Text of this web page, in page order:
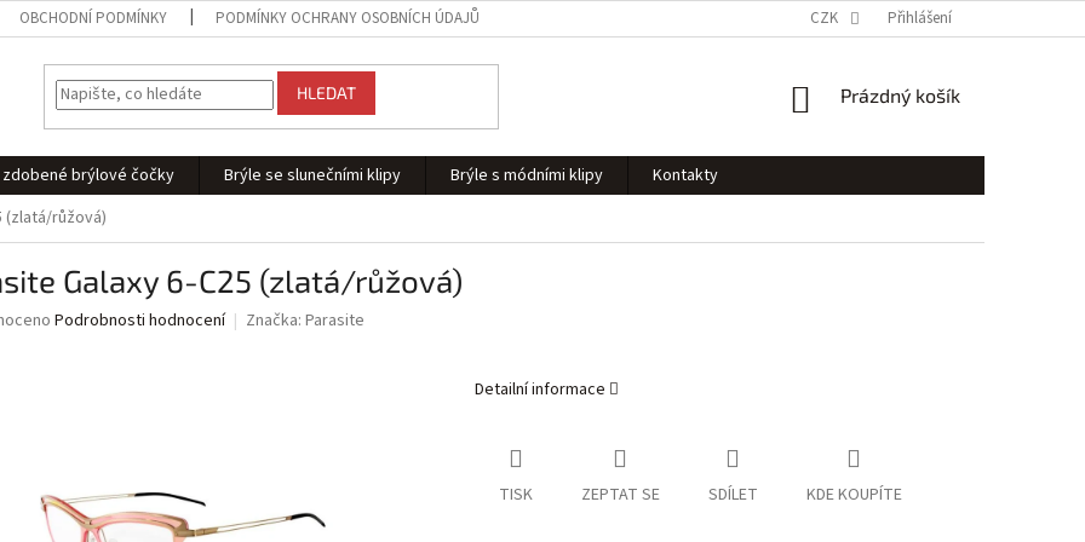
OBCHODNÍ PODMÍNKY PODMÍNKY OCHRANY OSOBNÍCH ÚDAJŮ CZK Přihlášení
HLEDAT
NÁKUPNÍ
Prázdný košík
brýlové čočky Brýle se slunečními klipy Brýle s módními klipy
Kontakty
(zlatá/růžová)
Galaxy 6-C25 (zlatá/růžová)
Podrobnosti hodnocení Značka: Parasite
Detailní informace
TISK ZEPTAT SE SDÍLET KDE KOUPÍTE